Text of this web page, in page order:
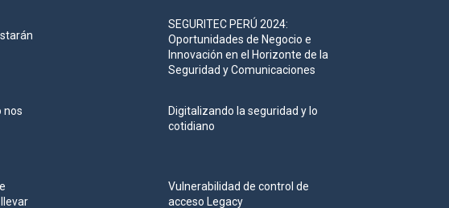
nos
SEGURITEC PERÚ 2024:
Oportunidades de Negocio e
Innovación en el Horizonte de la
Seguridad y Comunicaciones
Digitalizando la seguridad y lo
cotidiano
Vulnerabilidad de control de
acceso Legacy